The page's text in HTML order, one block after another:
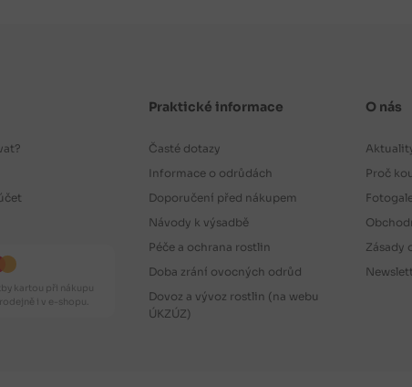
kartou při nákupu
i v e-shopu.
Praktické informace
Časté dotazy
Informace o odrůdách
Doporučení před nákupem
Návody k výsadbě
Péče a ochrana rostlin
Doba zrání ovocných odrůd
Dovoz a vývoz rostlin (na webu
ÚKZÚZ)
O nás
Proč
Zásady